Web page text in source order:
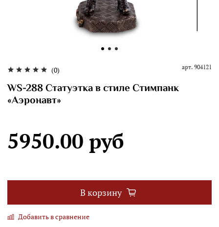
(0) арт. 904121
WS-288 Статуэтка в стиле Стимпанк
«Аэронавт»
5950.00 руб
В корзину
Добавить в сравнение